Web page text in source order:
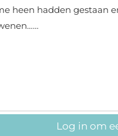
heen hadden gestaan
Log in om